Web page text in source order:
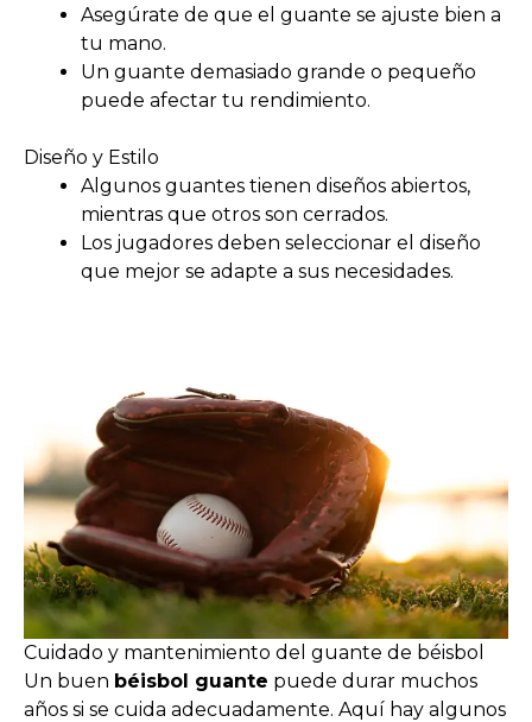
Asegúrate de que el guante se ajuste bien a
tu mano.
Un guante demasiado grande o pequeño
puede afectar tu rendimiento.
Diseño y Estilo
Algunos guantes tienen diseños abiertos,
mientras que otros son cerrados.
Los jugadores deben seleccionar el diseño
que mejor se adapte a sus necesidades.
Cuidado y mantenimiento del guante de béisbol
Un buen béisbol guante puede durar muchos
años si se cuida adecuadamente. Aquí hay algunos